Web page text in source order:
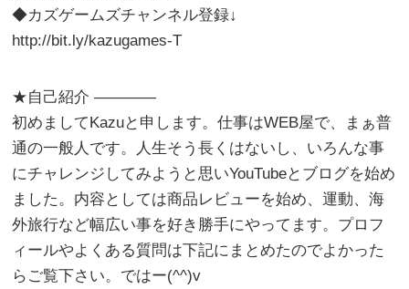
◆カズゲームズチャンネル登録↓
http://bit.ly/kazugames-T
★自己紹介 ————
初めましてKazuと申します。仕事はWEB屋で、まぁ普
通の一般人です。人生そう長くはないし、いろんな事
にチャレンジしてみようと思いYouTubeとブログを始め
ました。内容としては商品レビューを始め、運動、海
外旅行など幅広い事を好き勝手にやってます。プロフ
ィールやよくある質問は下記にまとめたのでよかった
らご覧下さい。ではー(^^)v